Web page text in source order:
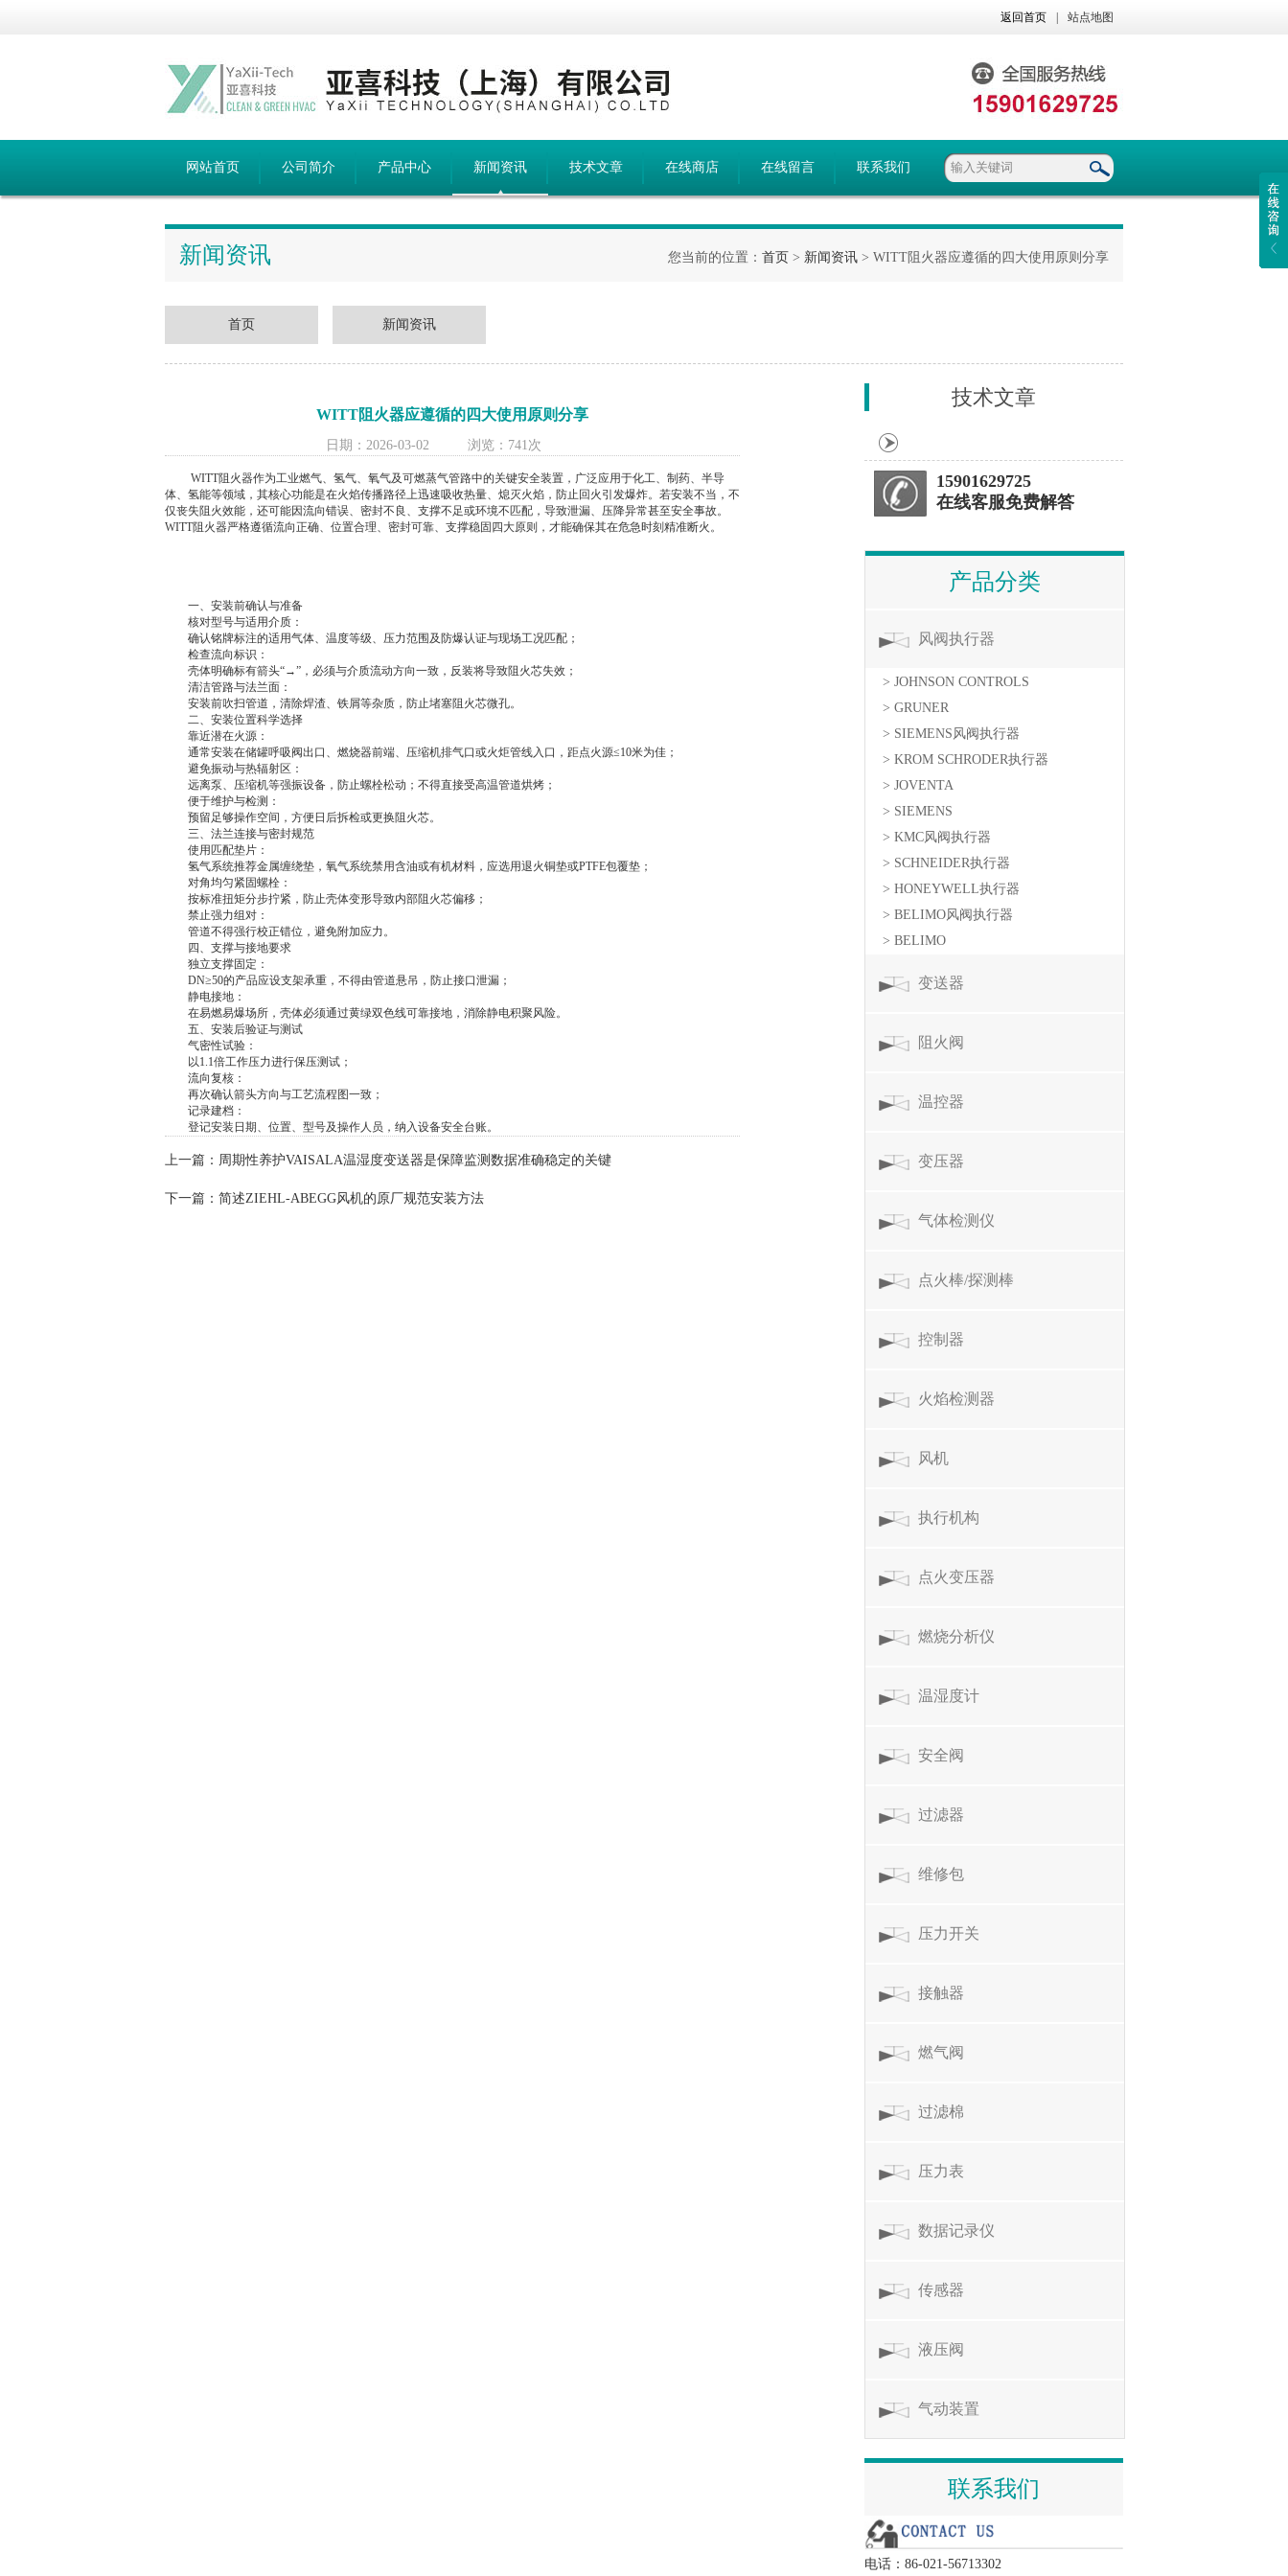
返回首页 站点地图
网站首页 公司简介 产品中心 新闻资讯 技术文章 在线商店 在线留言 联系我们
新闻资讯 您当前的位置： 首页 > 新闻资讯 > WITT阻火器应遵循的四大使用原则分享
首页 新闻资讯
WITT阻火器应遵循的四大使用原则分享
日期：2026-03-02 浏览：741次
WITT阻火器作为工业燃气、氢气、氧气及可燃蒸气管路中的关键安全装置，广泛应用于化工、制药、半导
体、氢能等领域，其核心功能是在火焰传播路径上迅速吸收热量、熄灭火焰，防止回火引发爆炸。若安装不当，不
仅丧失阻火效能，还可能因流向错误、密封不良、支撑不足或环境不匹配，导致泄漏、压降异常甚至安全事故。
WITT阻火器严格遵循流向正确、位置合理、密封可靠、支撑稳固四大原则，才能确保其在危急时刻精准断火。
一、安装前确认与准备
核对型号与适用介质：
确认铭牌标注的适用气体、温度等级、压力范围及防爆认证与现场工况匹配；
检查流向标识：
壳体明确标有箭头“→”，必须与介质流动方向一致，反装将导致阻火芯失效；
清洁管路与法兰面：
安装前吹扫管道，清除焊渣、铁屑等杂质，防止堵塞阻火芯微孔。
二、安装位置科学选择
靠近潜在火源：
通常安装在储罐呼吸阀出口、燃烧器前端、压缩机排气口或火炬管线入口，距点火源≤10米为佳；
避免振动与热辐射区：
远离泵、压缩机等强振设备，防止螺栓松动；不得直接受高温管道烘烤；
便于维护与检测：
预留足够操作空间，方便日后拆检或更换阻火芯。
三、法兰连接与密封规范
使用匹配垫片：
氢气系统推荐金属缠绕垫，氧气系统禁用含油或有机材料，应选用退火铜垫或PTFE包覆垫；
对角均匀紧固螺栓：
按标准扭矩分步拧紧，防止壳体变形导致内部阻火芯偏移；
禁止强力组对：
管道不得强行校正错位，避免附加应力。
四、支撑与接地要求
独立支撑固定：
DN≥50的产品应设支架承重，不得由管道悬吊，防止接口泄漏；
静电接地：
在易燃易爆场所，壳体必须通过黄绿双色线可靠接地，消除静电积聚风险。
五、安装后验证与测试
气密性试验：
以1.1倍工作压力进行保压测试；
流向复核：
再次确认箭头方向与工艺流程图一致；
记录建档：
登记安装日期、位置、型号及操作人员，纳入设备安全台账。
上一篇： 周期性养护VAISALA温湿度变送器是保障监测数据准确稳定的关键
下一篇： 简述ZIEHL-ABEGG风机的原厂规范安装方法
技术文章
15901629725
在线客服免费解答
产品分类
风阀执行器
> JOHNSON CONTROLS
> GRUNER
> SIEMENS风阀执行器
> KROM SCHRODER执行器
> JOVENTA
> SIEMENS
> KMC风阀执行器
> SCHNEIDER执行器
> HONEYWELL执行器
> BELIMO风阀执行器
> BELIMO
变送器
阻火阀
温控器
变压器
气体检测仪
点火棒/探测棒
控制器
火焰检测器
风机
执行机构
点火变压器
燃烧分析仪
温湿度计
安全阀
过滤器
维修包
压力开关
接触器
燃气阀
过滤棉
压力表
数据记录仪
传感器
液压阀
气动装置
联系我们
电话：86-021-56713302